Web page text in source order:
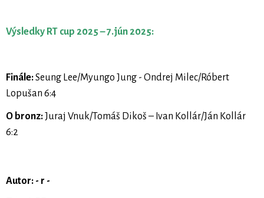
Výsledky RT cup 2025 – 7.jún 2025:
Finále:Seung Lee/Myungo Jung - Ondrej Milec/Róbert
Lopušan 6:4
O bronz:Juraj Vnuk/Tomáš Dikoš – Ivan Kollár/Ján Kollár
6:2
Autor: - r -